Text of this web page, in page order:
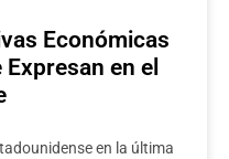
Económicas
en el
en la última